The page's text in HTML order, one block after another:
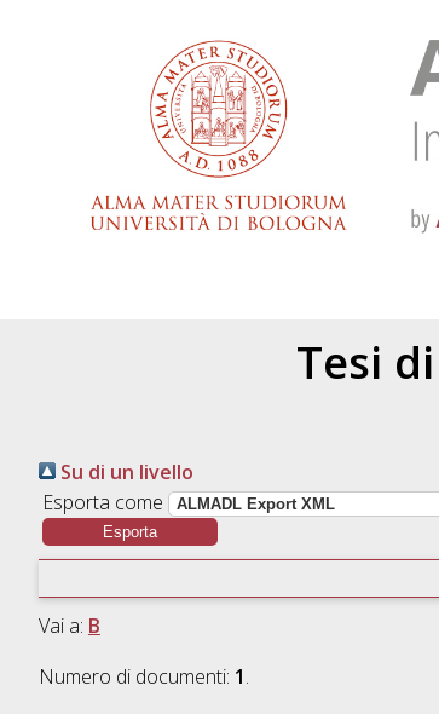
Tesi
Su di un livello
Esporta come
Vai a: B
Numero di documenti: 1.